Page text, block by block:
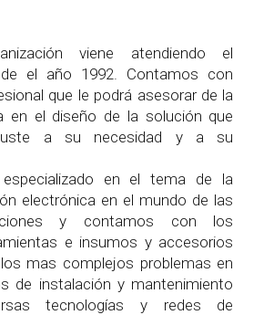
viene atendiendo el
el año 1992. Contamos con
que le podrá asesorar de la
en el diseño de la solución que
a su necesidad y a su
en el tema de la
electrónica en el mundo de las
y contamos con los
e insumos y accesorios
mas complejos problemas en
de instalación y mantenimiento
tecnologías y redes de